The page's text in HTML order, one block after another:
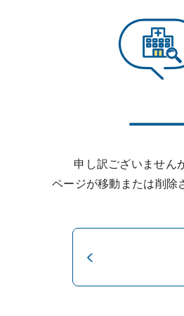
申し訳ございません
ページが移動または削除